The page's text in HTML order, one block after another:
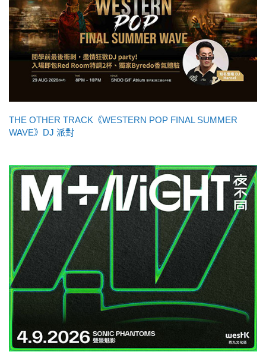
THE OTHER TRACK《WESTERN POP FINAL SUMMER
WAVE》DJ 派對